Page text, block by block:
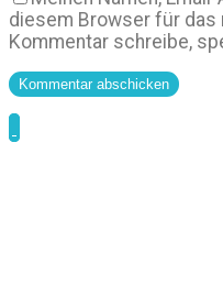
diesem Browser für das
Kommentar schreibe,